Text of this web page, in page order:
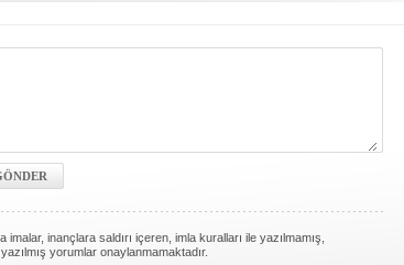
inançlara saldırı içeren, imla kuralları ile yazılmamış,
yorumlar onaylanmamaktadır.